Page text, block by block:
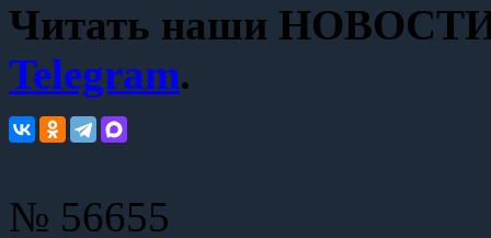
Читать наши НОВОСТИ
Telegram.
№ 56655